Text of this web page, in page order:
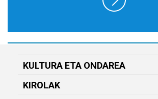
KULTURA ETA ONDAREA
KIROLAK